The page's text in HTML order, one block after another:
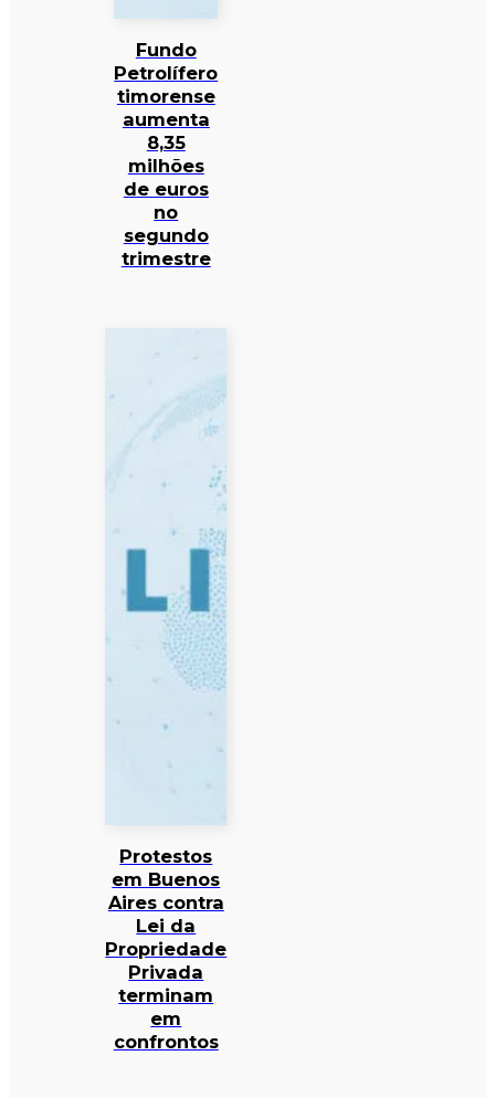
Fundo
Petrolífero
timorense
aumenta
8,35
milhões
de euros
no
segundo
trimestre
Protestos
em Buenos
Aires contra
Lei da
Propriedade
Privada
terminam
em
confrontos